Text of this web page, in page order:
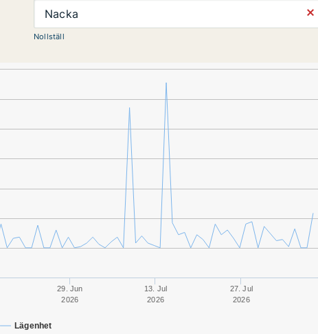
Nacka
⨯
Nollställ
Lägenhet
29. Jun
2026
13. Jul
2026
27. Jul
2026